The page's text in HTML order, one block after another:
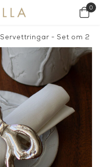
0
Servettringar - Set om 2